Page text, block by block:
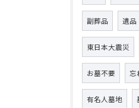
副葬品 遺品
東日本大震災
お墓不要 忘
有名人墓地